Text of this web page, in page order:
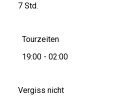
7 Std.
Tourzeiten
19:00 - 02:00
Vergiss nicht